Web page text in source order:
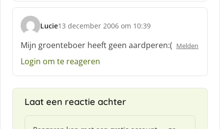
f
Lucie
s
c
h
r
13 december 2006 om 10:39
Mijn groenteboer heeft geen aardperen:( Melden
Login om te reageren
Laat een reactie achter